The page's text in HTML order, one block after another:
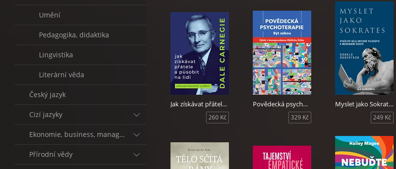
Umění
Pedagogika, didaktika
Lingvistika
Literární věda
Český jazyk
Cizí jazyky
Ekonomie, business, management
Přírodní vědy
Jak získávat přátele a působit na lidi
260 Kč
Povědecká psychoterapie - Být sebou
329 Kč
Myslet jako Sokrates
249 Kč